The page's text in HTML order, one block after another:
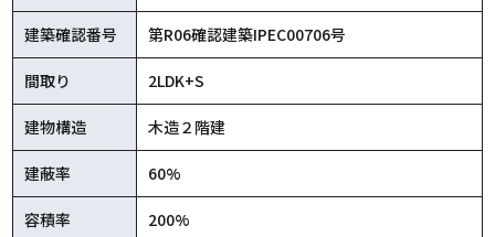
建築確認番号 第R06確認建築IPEC00706号
間取り 2LDK+S
建物構造 木造２階建
建蔽率 60%
容積率 200%